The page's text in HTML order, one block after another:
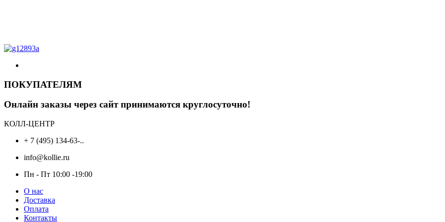
ПОКУПАТЕЛЯМ
Онлайн заказы через сайт принимаются круглосуточно!
КОЛЛ-ЦЕНТР
+ 7 (495) 134-63-..
info@kollie.ru
Пн - Пт 10:00 -19:00
О нас
Доставка
Оплата
Контакты